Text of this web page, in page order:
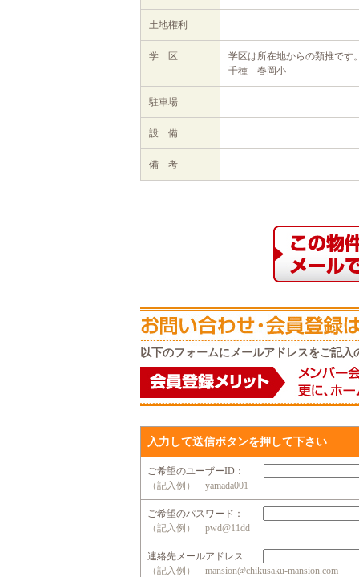
土地権利
学 区
学区は所在地からの類推です
千種 春岡小
駐車場
設 備
備 考
以下のフォームにメールアドレスをご記
入力して送信ボタンを押して下さい
ご希望のユーザーID：
（記入例） yamada001
ご希望のパスワード：
（記入例） pwd@11dd
連絡先メールアドレス
（記入例） mansion@chikusaku-mansion.com